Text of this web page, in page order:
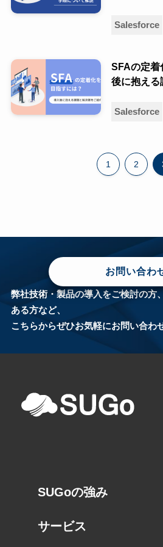
Salesforce
SFAの定着
後に抱える
Salesforce
1 2
お問い合わ
弊社技術・製品の導入をご検討の方
ある方など、
こちらからぜひお気軽にお問い合わ
SUGoの強み
サービス